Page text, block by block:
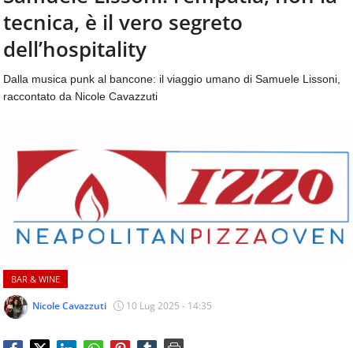
aggiornamenti
quotidiani
su
temi
come
ospitalità,
beverage,
catering
e
quotidiani
sul
dell'alimentazione,
dei
consumi
fuoricasa,
del
CONTATTI
tecnica, è il vero segreto
dell’hospitality
Dalla musica punk al bancone: il viaggio umano di Samuele Lissoni,
raccontato da Nicole Cavazzuti
BAR & WINE
Nicole Cavazzuti 10 Lug 2025 - 14:35